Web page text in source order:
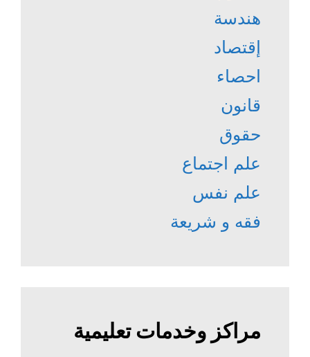
هندسة
إقتصاد
احصاء
قانون
حقوق
علم اجتماع
علم نفس
فقه و شريعة
مراكز وخدمات تعليمية